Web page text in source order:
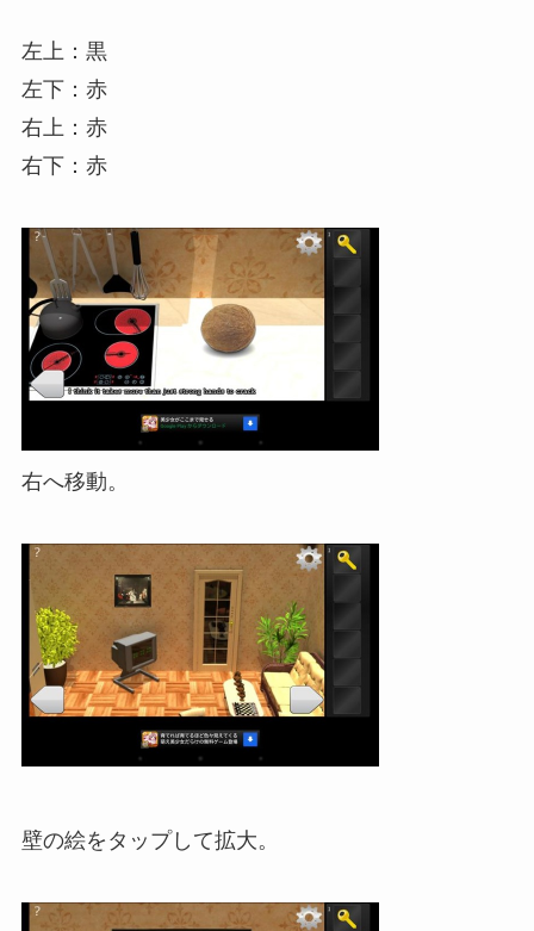
左上：黒
左下：赤
右上：赤
右下：赤
右へ移動。
壁の絵をタップして拡大。